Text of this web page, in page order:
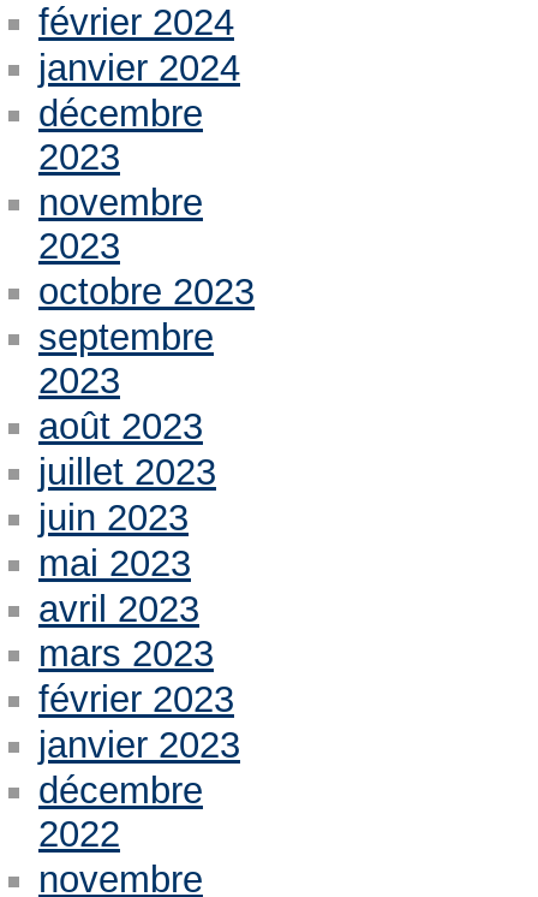
février 2024
janvier 2024
décembre
2023
novembre
2023
octobre 2023
septembre
2023
août 2023
juillet 2023
juin 2023
mai 2023
avril 2023
mars 2023
février 2023
janvier 2023
décembre
2022
novembre